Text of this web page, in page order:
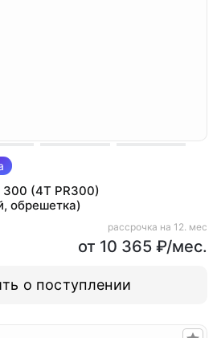
300 (4T PR300)
обрешетка)
рассрочка на 12. мес
от 10 365 ₽/мес.
о поступлении